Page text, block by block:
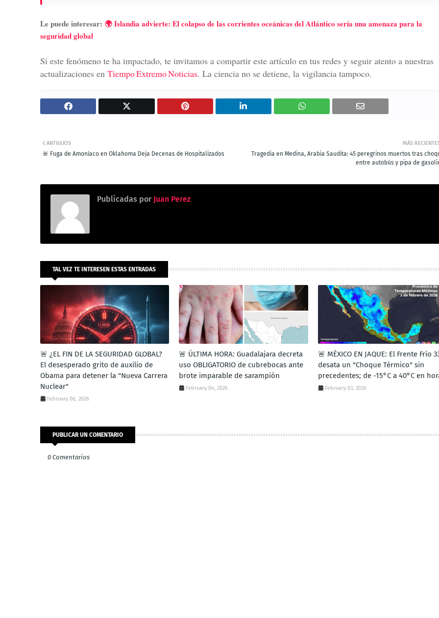
Le puede interesar: 🌍 Islandia advierte: El colapso de las corrientes oceánicas del Atlántico sería una amenaza para la
seguridad global
Si este fenómeno te ha impactado, te invitamos a compartir este artículo en tus redes y seguir atento a nuestras
actualizaciones en Tiempo Extremo Noticias. La ciencia no se detiene, la vigilancia tampoco.
MÁS
Tragedia en Medina, Arabia Saudita: 45 peregrinos muertos tras
entre autobús y pipa de
ANTIGUOS
🚨 Fuga de Amoníaco en Oklahoma Deja Decenas de Hospitalizados
Publicadas por Juan Perez
TAL VEZ TE INTERESEN ESTAS ENTRADAS
🚨 ¿EL FIN DE LA SEGURIDAD GLOBAL?
El desesperado grito de auxilio de
Obama para detener la "Nueva Carrera
Nuclear"
February 06, 2026
🚨 ÚLTIMA HORA: Guadalajara decreta
uso OBLIGATORIO de cubrebocas ante
brote imparable de sarampión
February 04, 2026
🚨 MÉXICO EN JAQUE: El Frente Frío
desata un "Choque Térmico" sin
precedentes; de -15°C a 40°C en
February 03, 2026
PUBLICAR UN COMENTARIO
0 Comentarios